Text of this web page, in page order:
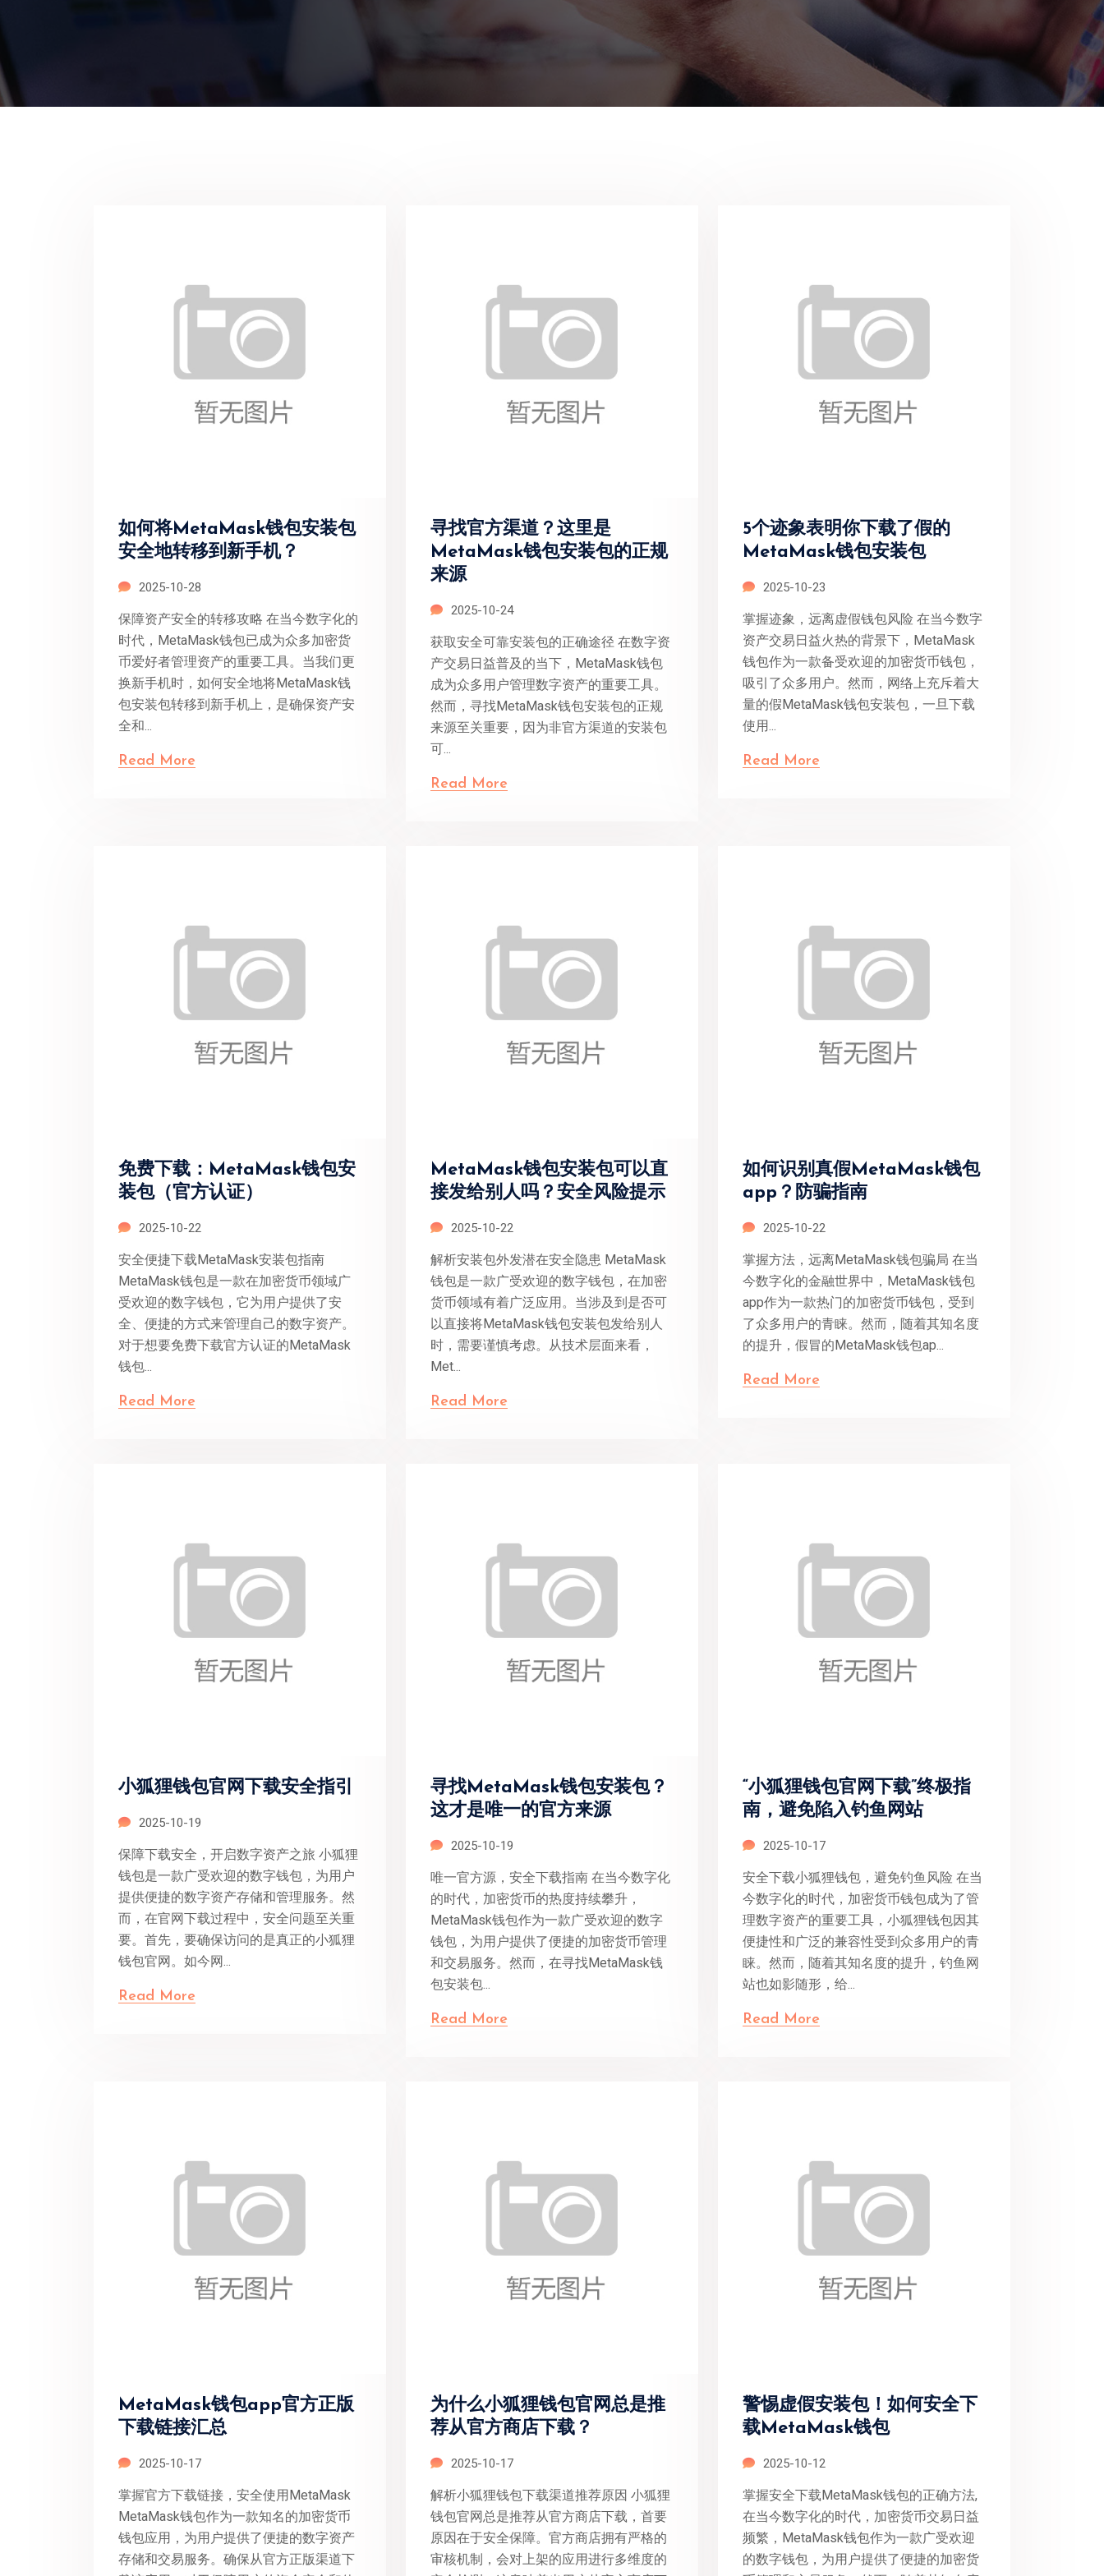
如何将MetaMask钱包安装包
安全地转移到新手机？
2025-10-28
保障资产安全的转移攻略 在当今数字化的
时代，MetaMask钱包已成为众多加密货
币爱好者管理资产的重要工具。当我们更
换新手机时，如何安全地将MetaMask钱
包安装包转移到新手机上，是确保资产安
全和...
Read More
寻找官方渠道？这里是
MetaMask钱包安装包的正规
来源
2025-10-24
获取安全可靠安装包的正确途径 在数字资
产交易日益普及的当下，MetaMask钱包
成为众多用户管理数字资产的重要工具。
然而，寻找MetaMask钱包安装包的正规
来源至关重要，因为非官方渠道的安装包
可...
Read More
5个迹象表明你下载了假的
MetaMask钱包安装包
2025-10-23
掌握迹象，远离虚假钱包风险 在当今数字
资产交易日益火热的背景下，MetaMask
钱包作为一款备受欢迎的加密货币钱包，
吸引了众多用户。然而，网络上充斥着大
量的假MetaMask钱包安装包，一旦下载
使用...
Read More
免费下载：MetaMask钱包安
装包（官方认证）
2025-10-22
安全便捷下载MetaMask安装包指南
MetaMask钱包是一款在加密货币领域广
受欢迎的数字钱包，它为用户提供了安
全、便捷的方式来管理自己的数字资产。
对于想要免费下载官方认证的MetaMask
钱包...
Read More
MetaMask钱包安装包可以直
接发给别人吗？安全风险提示
2025-10-22
解析安装包外发潜在安全隐患 MetaMask
钱包是一款广受欢迎的数字钱包，在加密
货币领域有着广泛应用。当涉及到是否可
以直接将MetaMask钱包安装包发给别人
时，需要谨慎考虑。从技术层面来看，
Met...
Read More
如何识别真假MetaMask钱包
app？防骗指南
2025-10-22
掌握方法，远离MetaMask钱包骗局 在当
今数字化的金融世界中，MetaMask钱包
app作为一款热门的加密货币钱包，受到
了众多用户的青睐。然而，随着其知名度
的提升，假冒的MetaMask钱包ap...
Read More
小狐狸钱包官网下载安全指引
2025-10-19
保障下载安全，开启数字资产之旅 小狐狸
钱包是一款广受欢迎的数字钱包，为用户
提供便捷的数字资产存储和管理服务。然
而，在官网下载过程中，安全问题至关重
要。首先，要确保访问的是真正的小狐狸
钱包官网。如今网...
Read More
寻找MetaMask钱包安装包？
这才是唯一的官方来源
2025-10-19
唯一官方源，安全下载指南 在当今数字化
的时代，加密货币的热度持续攀升，
MetaMask钱包作为一款广受欢迎的数字
钱包，为用户提供了便捷的加密货币管理
和交易服务。然而，在寻找MetaMask钱
包安装包...
Read More
“小狐狸钱包官网下载”终极指
南，避免陷入钓鱼网站
2025-10-17
安全下载小狐狸钱包，避免钓鱼风险 在当
今数字化的时代，加密货币钱包成为了管
理数字资产的重要工具，小狐狸钱包因其
便捷性和广泛的兼容性受到众多用户的青
睐。然而，随着其知名度的提升，钓鱼网
站也如影随形，给...
Read More
MetaMask钱包app官方正版
下载链接汇总
2025-10-17
掌握官方下载链接，安全使用MetaMask
MetaMask钱包作为一款知名的加密货币
钱包应用，为用户提供了便捷的数字资产
存储和交易服务。确保从官方正版渠道下
为什么小狐狸钱包官网总是推
荐从官方商店下载？
2025-10-17
解析小狐狸钱包下载渠道推荐原因 小狐狸
钱包官网总是推荐从官方商店下载，首要
原因在于安全保障。官方商店拥有严格的
审核机制，会对上架的应用进行多维度的
警惕虚假安装包！如何安全下
载MetaMask钱包
2025-10-12
掌握安全下载MetaMask钱包的正确方法,
在当今数字化的时代，加密货币交易日益
频繁，MetaMask钱包作为一款广受欢迎
的数字钱包，为用户提供了便捷的加密货